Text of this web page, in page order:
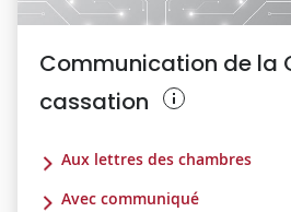
Communication de la
cassation
Aux lettres des chambres
Avec communiqué